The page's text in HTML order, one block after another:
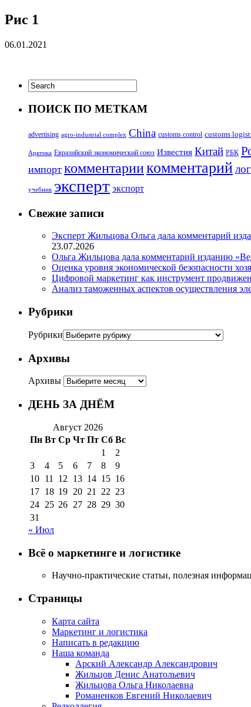
Рис 1
06.01.2021
ПОИСК ПО МЕТКАМ
advertising agro-industrial complex China customs control customs
Арктика Евразийский экономический союз Известия Китай РБК
импорт комментариикомментарий
учебник эксперт экспорт
Свежие записи
Эксперт Жильцова Ольга дала комментарий
23.07.2026
Ольга Жильцова дала комментарий изданию
Оценка уровня экономической безопасности
Цифровой маркетинг как инструмент
Анализ таможенных аспектов осуществления
Рубрики
Рубрики
Архивы
Архивы
ДЕНЬ ЗА ДНЁМ
Август 2026
Пн Вт Ср Чт Пт Сб Вс
1
2
3
4 5 6 7 8
9
10 11 12 13 14 15 16
17 18 19 20 21 22 23
24 25 26 27 28 29 30
31
« Июл
Всё о маркетинге и логистике
Научно-практические статьи, полезная
Страницы
Карта сайта
Маркетинг и логистика
Написать в редакцию
Наша команда
Арский Александр Александрович
Жильцов Денис Анатольевич
Жильцова Ольга Николаевна
Романенков Евгений Николаевич